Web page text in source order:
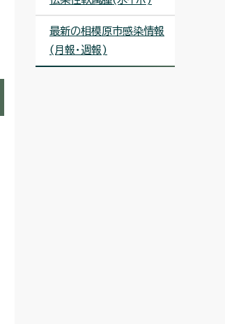
最新の相模原市感染情報
(月報・週報)